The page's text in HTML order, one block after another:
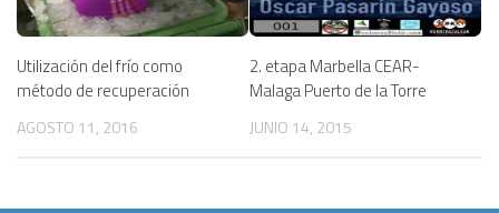
Utilización del frío como
método de recuperación
AGOSTO 11, 2016
2. etapa Marbella CEAR-
Malaga Puerto de la Torre
JUNIO 14, 2015